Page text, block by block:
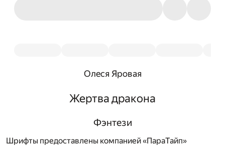
Олеся Яровая
Жертва дракона
Фэнтези
Шрифты предоставлены компанией «ПараТайп»